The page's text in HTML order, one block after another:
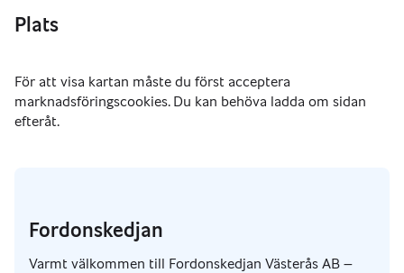
Plats
Fordonskedjan
Varmt välkommen till Fordonskedjan Västerås AB –